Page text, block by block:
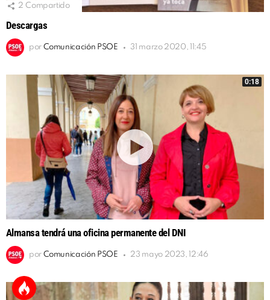
2 Compartido
Descargas
por Comunicación PSOE 31 marzo 2020, 11:45
0:18
Almansa tendrá una oficina permanente del DNI
por Comunicación PSOE 23 mayo 2023, 12:46